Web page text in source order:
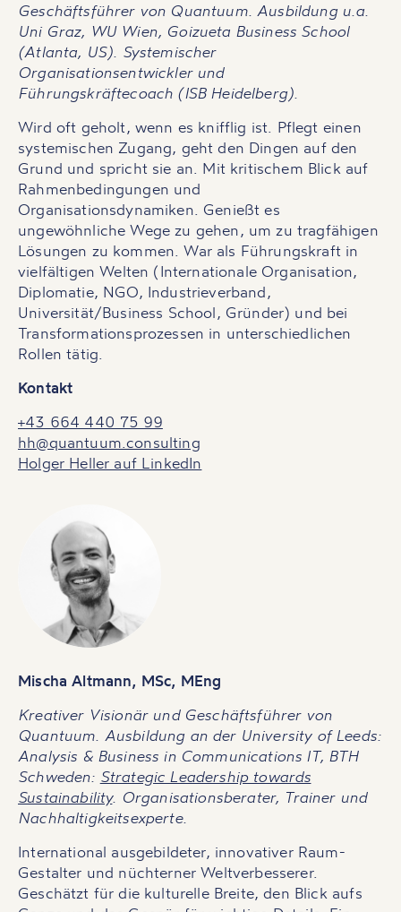
Geschäftsführer von Quantuum. Ausbildung u.a.
Uni Graz, WU Wien, Goizueta Business School
(Atlanta, US). Systemischer
Organisationsentwickler und
Führungskräftecoach (ISB Heidelberg).
Wird oft geholt, wenn es knifflig ist. Pflegt einen
systemischen Zugang, geht den Dingen auf den
Grund und spricht sie an. Mit kritischem Blick auf
Rahmenbedingungen und
Organisationsdynamiken. Genießt es
ungewöhnliche Wege zu gehen, um zu tragfähigen
Lösungen zu kommen. War als Führungskraft in
vielfältigen Welten (Internationale Organisation,
Diplomatie, NGO, Industrieverband,
Universität/Business School, Gründer) und bei
Transformationsprozessen in unterschiedlichen
Rollen tätig.
Kontakt
+43 664 440 75 99
hh@quantuum.consulting
Holger Heller auf LinkedIn
Mischa Altmann, MSc, MEng
Kreativer Visionär und Geschäftsführer von
Quantuum. Ausbildung an der University of Leeds:
Analysis & Business in Communications IT, BTH
Schweden: Strategic Leadership towards
Sustainability. Organisationsberater, Trainer und
Nachhaltigkeitsexperte.
International ausgebildeter, innovativer Raum-
Gestalter und nüchterner Weltverbesserer.
Geschätzt für die kulturelle Breite, den Blick aufs